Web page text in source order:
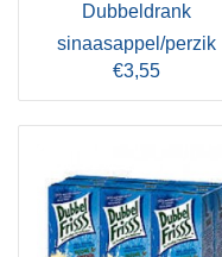
Dubbeldrank
sinaasappel/perzik
€3,55